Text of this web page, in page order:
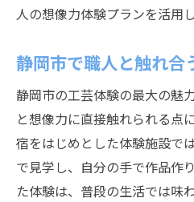
人の想像力体験プランを活用
静岡市で職人と触れ合
静岡市の工芸体験の最大の魅
と想像力に直接触れられる点
宿をはじめとした体験施設で
で見学し、自分の手で作品作
た体験は、普段の生活では味